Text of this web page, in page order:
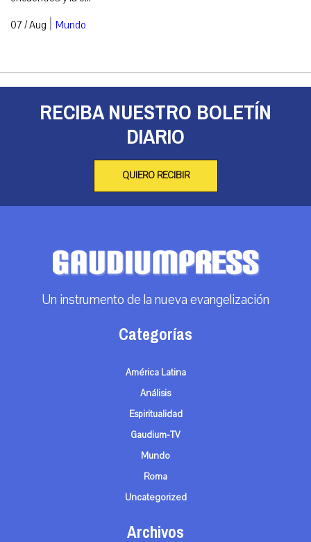
07 / Aug | Mundo
RECIBA NUESTRO BOLETÍN
DIARIO
QUIERO RECIBIR
Un instrumento de la nueva evangelización
Categorías
América Latina
Análisis
Espiritualidad
Gaudium-TV
Mundo
Roma
Uncategorized
Archivos